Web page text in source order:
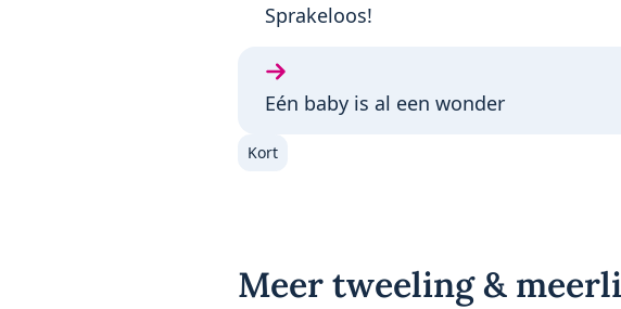
Vorige gedicht:
Sprakeloos!
Volgende gedicht:
Eén baby is al een wonder
Kort
Meer tweeling &